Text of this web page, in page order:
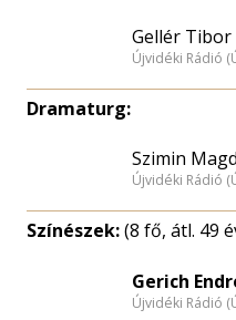
Gellér Tibor
Újvidéki Rádió
Dramaturg:
Szimin
Újvidéki Rádió
Színészek:(8 fő, átl. 49
Gerich
Újvidéki Rádió